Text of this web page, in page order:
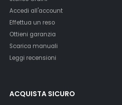
Accedi all'account
Effettua un reso
Ottieni garanzia
Scarica manuali
Leggi recensioni
ACQUISTA SICURO